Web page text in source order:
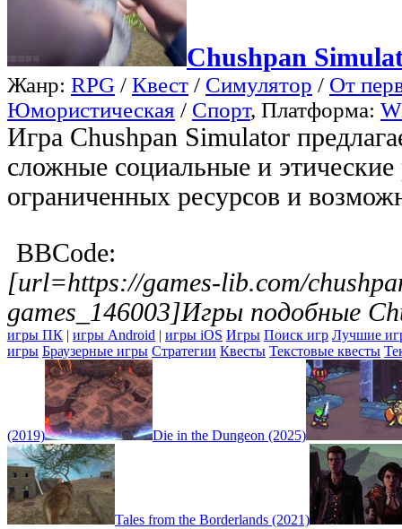
Chushpan
Жанр: RPG / Квест / Симулятор / От
Юмористическая / Спорт, Платформа:
Игра Chushpan Simulator
сложные социальные и
ограниченных ресурсов и
BBCode:
[url=https://games-lib.com/
games_146003]Игры подобные
игры ПК | игры Android | игры iOS Игры Поиск игр Лучшие
игры Браузерные игры Стратегии Квесты Текстовые квесты
(2019) Die in the Dungeon (2025)
Tales from the Borderlands (2021)